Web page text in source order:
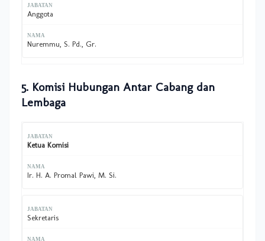
Anggota
Nuremmu, S. Pd., Gr.
5. Komisi Hubungan Antar Cabang dan
Lembaga
Ketua Komisi
Ir. H. A. Promal Pawi, M. Si.
Sekretaris